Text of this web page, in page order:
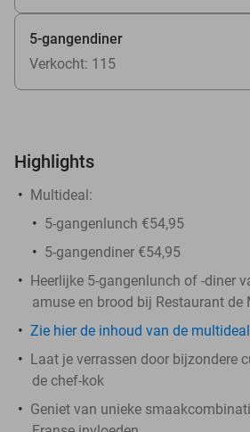
5-gangendiner
Verkocht: 115
Highlights
Multideal:
5-gangenlunch €54,95
5-gangendiner €54,95
Heerlijke 5-gangenlunch of -diner
amuse en brood bij Restaurant de
Zie hier de inhoud van de
Laat je verrassen door bijzondere
de chef-kok
Geniet van unieke